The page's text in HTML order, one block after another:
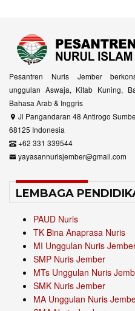
Pesantren Nuris Jember
unggulan Aswaja, Kitab Kuning,
Bahasa Arab & Inggris
Jl Pangandaran 48 Antirogo
68125 Indonesia
+62 331 339544
yayasannurisjember@gmail.com
LEMBAGA
PAUD Nuris
TK Bina Anaprasa Nuris
MI Unggulan Nuris
SMP Nuris Jember
MTs Unggulan Nuris
SMK Nuris Jember
MA Unggulan Nuris